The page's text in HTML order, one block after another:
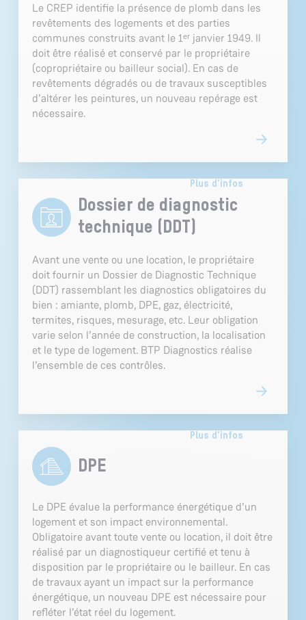
Le CREP identifie la présence de plomb dans les
revêtements des logements et des parties
communes construits avant le 1ᵉʳ janvier 1949. Il
doit être réalisé et conservé par le propriétaire
(copropriétaire ou bailleur social). En cas de
revêtements dégradés ou de travaux susceptibles
d’altérer les peintures, un nouveau repérage est
nécessaire.
Dossier de diagnostic
technique (DDT)
Avant une vente ou une location, le propriétaire
doit fournir un Dossier de Diagnostic Technique
(DDT) rassemblant les diagnostics obligatoires du
bien : amiante, plomb, DPE, gaz, électricité,
termites, risques, mesurage, etc. Leur obligation
varie selon l’année de construction, la localisation
et le type de logement. BTP Diagnostics réalise
l’ensemble de ces contrôles.
Plus d'infos
DPE
Le DPE évalue la performance énergétique d’un
logement et son impact environnemental.
Obligatoire avant toute vente ou location, il doit être
réalisé par un diagnostiqueur certifié et tenu à
disposition par le propriétaire ou le bailleur. En cas
de travaux ayant un impact sur la performance
énergétique, un nouveau DPE est nécessaire pour
refléter l’état réel du logement.
Plus d'infos